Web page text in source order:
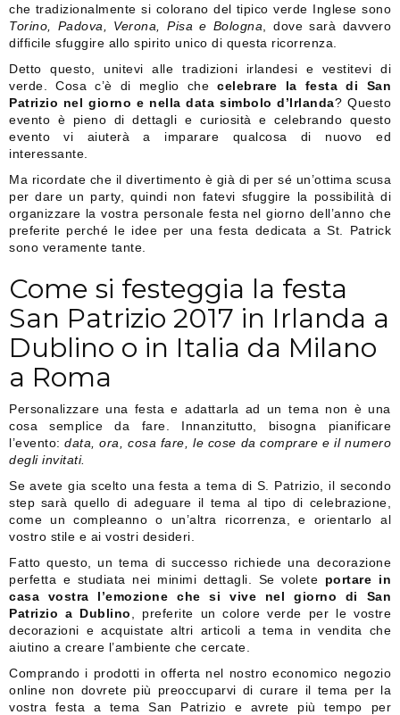
che tradizionalmente si colorano del tipico verde Inglese sono
Torino, Padova, Verona, Pisa e Bologna , dove sarà davvero
difficile sfuggire allo spirito unico di questa ricorrenza.
Detto questo, unitevi alle tradizioni irlandesi e vestitevi di
verde. Cosa c’è di meglio checelebrare la festa di San
Patrizio nel giorno e nella data simbolo d’Irlanda? Questo
evento è pieno di dettagli e curiosità e celebrando questo
evento vi aiuterà a imparare qualcosa di nuovo ed
interessante.
Ma ricordate che il divertimento è già di per sé un’ottima scusa
per dare un party, quindi non fatevi sfuggire la possibilità di
organizzare la vostra personale festa nel giorno dell’anno che
preferite perché le idee per una festa dedicata a St. Patrick
sono veramente tante.
Come si festeggia la festa
San Patrizio 2017 in Irlanda a
Dublino o in Italia da Milano
a Roma
Personalizzare una festa e adattarla ad un tema non è una
cosa semplice da fare. Innanzitutto, bisogna pianificare
l’evento:data, ora, cosa fare, le cose da comprare e il numero
degli invitati.
Se avete gia scelto una festa a tema di S. Patrizio, il secondo
step sarà quello di adeguare il tema al tipo di celebrazione,
come un compleanno o un’altra ricorrenza, e orientarlo al
vostro stile e ai vostri desideri.
Fatto questo, un tema di successo richiede una decorazione
perfetta e studiata nei minimi dettagli. Se volete portare in
casa vostra l’emozione che si vive nel giorno di San
Patrizio a Dublino
, preferite un colore verde per le vostre
decorazioni e acquistate altri articoli a tema in vendita che
aiutino a creare l’ambiente che cercate.
Comprando i prodotti in offerta nel nostro economico negozio
online non dovrete più preoccuparvi di curare il tema per la
vostra festa a tema San Patrizio e avrete più tempo per